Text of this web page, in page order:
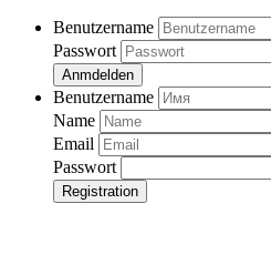
Benutzername
Passwort
Anmdelden
Benutzername
Name
Email
Passwort
Registration